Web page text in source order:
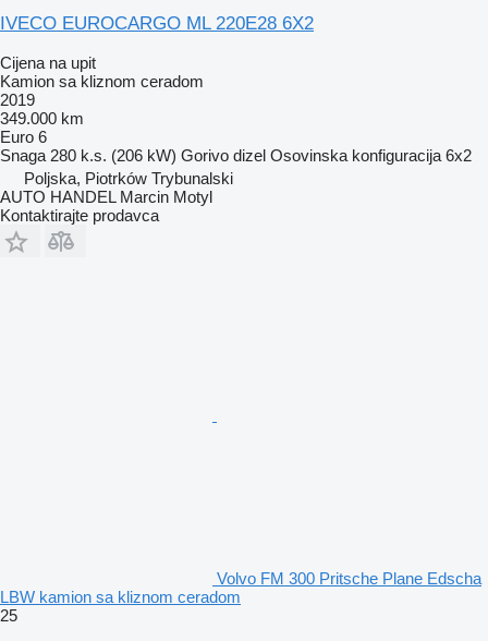
IVECO EUROCARGO ML 220E28 6X2
Cijena na upit
Kamion sa kliznom ceradom
2019
349.000 km
Euro 6
Snaga 280 k.s. (206 kW) Gorivo dizel Osovinska konfiguracija 6x2
Poljska, Piotrków Trybunalski
AUTO HANDEL Marcin Motyl
Kontaktirajte prodavca
Volvo FM 300 Pritsche Plane Edscha
LBW kamion sa kliznom ceradom
25